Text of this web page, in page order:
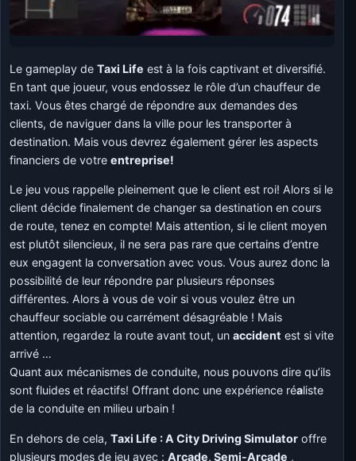
Le gameplay deTaxi Life est à la fois captivant et diversifié.
En tant que joueur, vous endossez le rôle d’un chauffeur de
taxi. Vous êtes chargé de répondre aux demandes des
clients, de naviguer dans la ville pour les transporter à
destination. Mais vous devrez également gérer les aspects
financiers de votreentreprise!
Le jeu vous rappelle pleinement que le client est roi! Alors si le
client décide finalement de changer sa destination en cours
de route, tenez en compte! Mais attention, si le client moyen
est plutôt silencieux, il ne sera pas rare que certains d’entre
eux engagent la conversation avec vous. Vous aurez donc la
possibilité de leur répondre par plusieurs réponses
différentes. Alors à vous de voir si vous voulez être un
chauffeur sociable ou carrément désagréable ! Mais
attention, regardez la route avant tout, unaccident est si vite
arrivé …
Quant aux mécanismes de conduite, nous pouvons dire qu’ils
sont fluides et réactifs! Offrant donc une expérience réaliste
de la conduite en milieu urbain !
En dehors de cela,Taxi Life : A City Driving Simulator offre
plusieurs modes de jeu avec :Arcade, Semi-Arcade ,